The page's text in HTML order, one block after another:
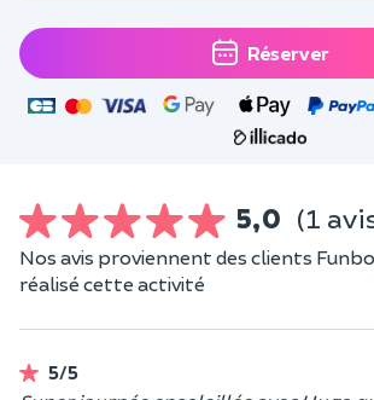
Réserver
5,0 (1
Nos avis proviennent des clients
réalisé cette activité
5/5